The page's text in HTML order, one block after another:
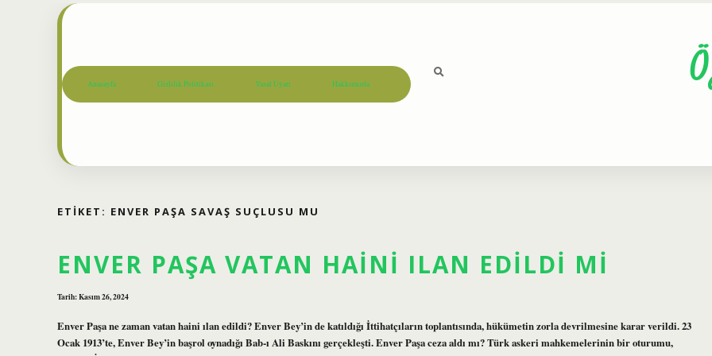
Anasayfa Gizlilik Politikası Yasal Uyarı Hakkımızda
ETIKET: ENVER PAŞA SAVAŞ SUÇLUSU MU
ENVER PAŞA VATAN HAINI ILAN EDILDI MI
Tarih: Kasım 26, 2024
Enver Paşa ne zaman vatan haini ılan edildi? Enver Bey’in de katıldığı İttihatçıların toplantısında, hükümetin zorla devrilmesine karar verildi. 23
Ocak 1913’te, Enver Bey’in başrol oynadığı Bab-ı Ali Baskını gerçekleşti. Enver Paşa ceza aldı mı? Türk askeri mahkemelerinin bir oturumu,